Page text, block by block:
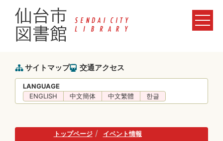
サイトマップ 交通アクセス
LANGUAGE
ENGLISH
中文簡体 中文繁體 한글
トップページ
イベント情報